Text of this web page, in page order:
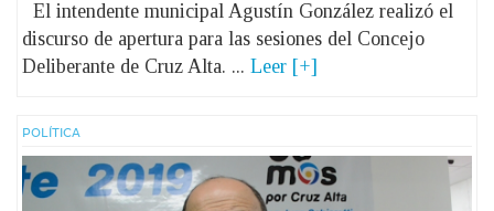
El intendente municipal Agustín González realizó el
discurso de apertura para las sesiones del Concejo
Deliberante de Cruz Alta. ... Leer [+]
POLÍ­TICA